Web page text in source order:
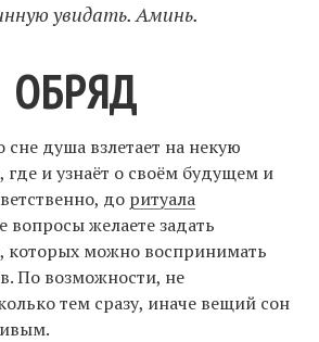
увидать. Аминь.
ОБРЯД
сне душа взлетает на некую
где и узнаёт о своём будущем и
до ритуала
вопросы желаете задать
которых можно воспринимать
По возможности, не
тем сразу, иначе вещий сон